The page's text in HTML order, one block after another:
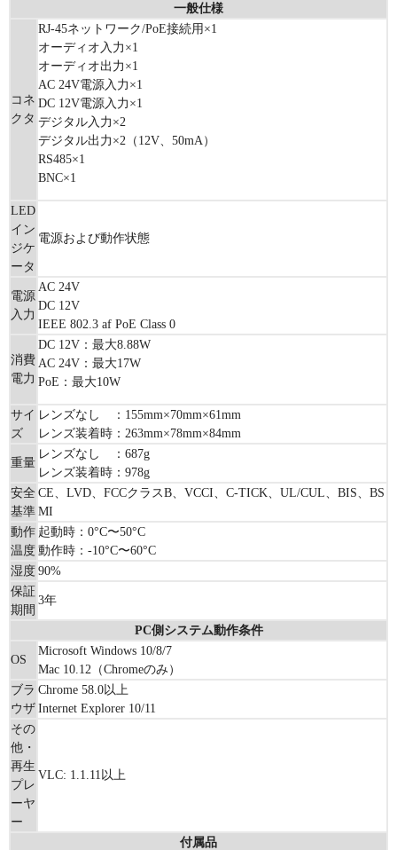
一般仕様
コネ
クタ
RJ-45ネットワーク/PoE接続用×1
オーディオ入力×1
オーディオ出力×1
AC 24V電源入力×1
DC 12V電源入力×1
デジタル入力×2
デジタル出力×2（12V、50mA）
RS485×1
BNC×1
LED
イン
ジケ
ータ
電源および動作状態
電源
入力
AC 24V
DC 12V
IEEE 802.3 af PoE Class 0
消費
電力
DC 12V：最大8.88W
AC 24V：最大17W
PoE：最大10W
サイ
ズ
レンズなし ：155mm×70mm×61mm
レンズ装着時：263mm×78mm×84mm
重量
レンズなし ：687g
レンズ装着時：978g
安全
基準
CE、LVD、FCCクラスB、VCCI、C-TICK、UL/CUL、BIS、BS
MI
動作
温度
起動時：0°C〜50°C
動作時：-10°C〜60°C
湿度 90%
保証
期間
3年
PC側システム動作条件
OS
Microsoft Windows 10/8/7
Mac 10.12（Chromeのみ）
ブラ
ウザ
Chrome 58.0以上
Internet Explorer 10/11
その
他・
再生
プレ
ーヤ
ー
VLC: 1.1.11以上
付属品